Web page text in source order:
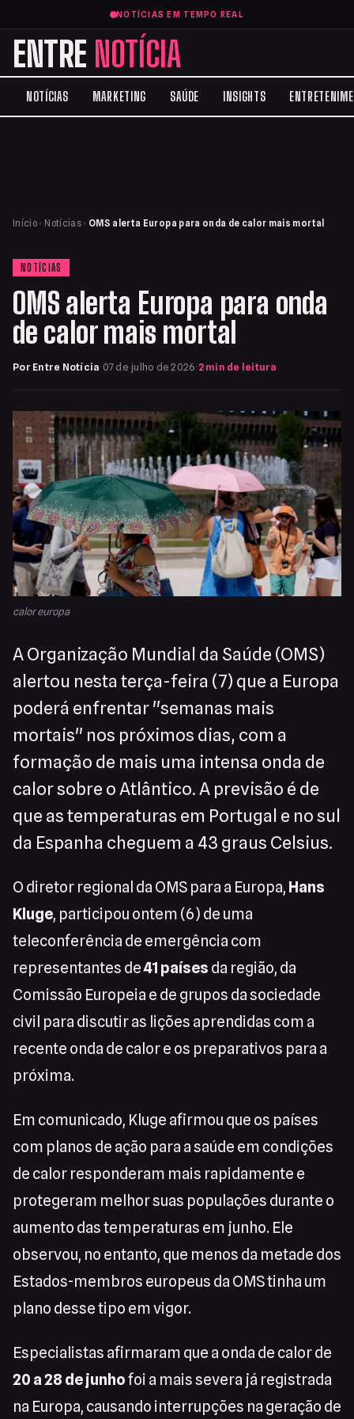
NOTÍCIAS EM TEMPO REAL
ENTRE NOTÍCIA
NOTÍCIAS MARKETING SAÚDE INSIGHTS
Início › Notícias › OMS alerta Europa para onda de calor mais mortal
NOTÍCIAS
OMS alerta Europa para onda
de calor mais mortal
Por Entre Notícia· 07 de julho de 2026·2 min de leitura
calor europa
A Organização Mundial da Saúde (OMS)
alertou nesta terça-feira (7) que a Europa
poderá enfrentar "semanas mais
mortais" nos próximos dias, com a
formação de mais uma intensa onda de
calor sobre o Atlântico. A previsão é de
que as temperaturas em Portugal e no sul
da Espanha cheguem a 43 graus Celsius.
O diretor regional da OMS para a Europa, Hans
Kluge, participou ontem (6) de uma
teleconferência de emergência com
representantes de41 países da região, da
Comissão Europeia e de grupos da sociedade
civil para discutir as lições aprendidas com a
recente onda de calor e os preparativos para a
próxima.
Em comunicado, Kluge afirmou que os países
com planos de ação para a saúde em condições
de calor responderam mais rapidamente e
protegeram melhor suas populações durante o
aumento das temperaturas em junho. Ele
observou, no entanto, que menos da metade dos
Estados-membros europeus da OMS tinha um
plano desse tipo em vigor.
Especialistas afirmaram que a onda de calor de
20 a 28 de junhofoi a mais severa já registrada
na Europa, causando interrupções na geração de